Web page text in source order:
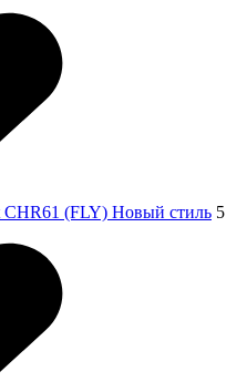
(FLY) Новый стиль 5